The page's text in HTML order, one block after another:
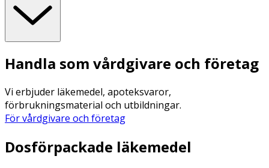
Handla som vårdgivare och företag
Vi erbjuder läkemedel, apoteksvaror,
förbrukningsmaterial och utbildningar.
För vårdgivare och företag
Dosförpackade läkemedel